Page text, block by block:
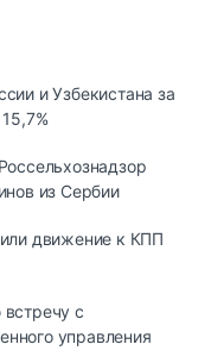
и Узбекистана за
из Сербии
движение к КПП
с
управления